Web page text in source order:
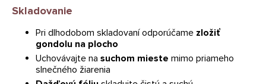
Skladovanie
Pri dlhodobom skladovaní odporúčame zložiť
gondolu na plocho
Uchovávajte na suchom mieste mimo priameho
slnečného žiarenia